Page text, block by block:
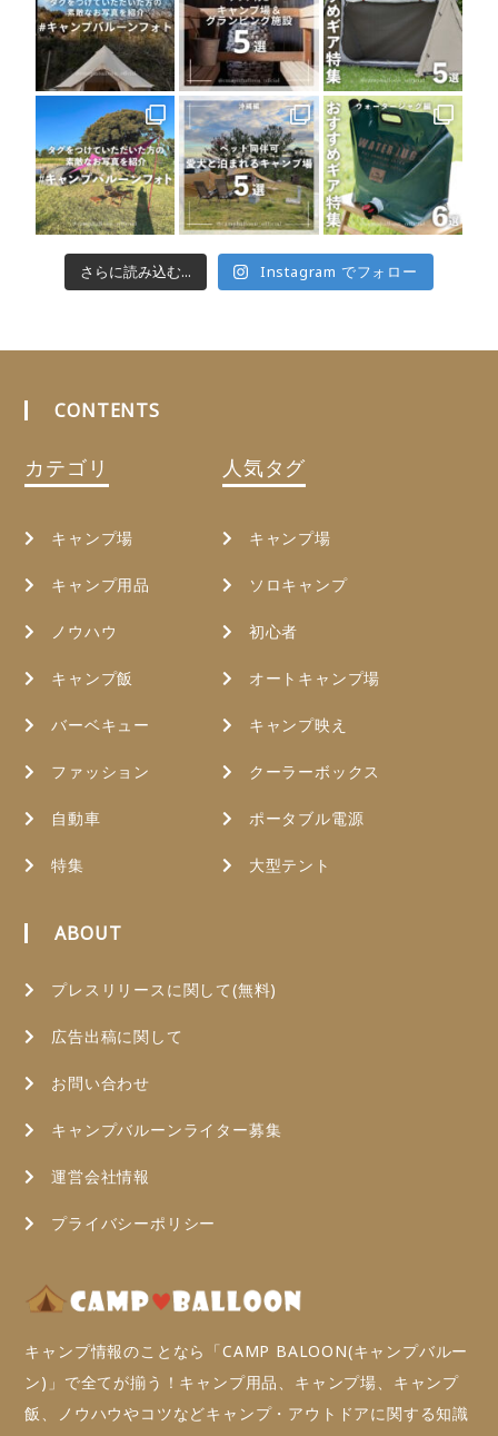
さらに読み込む... Instagram でフォロー
CONTENTS
カテゴリ
キャンプ場
キャンプ用品
ノウハウ
キャンプ飯
バーベキュー
ファッション
自動車
特集
人気タグ
キャンプ場
ソロキャンプ
初心者
オートキャンプ場
キャンプ映え
クーラーボックス
ポータブル電源
大型テント
ABOUT
プレスリリースに関して(無料)
広告出稿に関して
お問い合わせ
キャンプバルーンライター募集
運営会社情報
プライバシーポリシー
キャンプ情報のことなら「CAMP BALOON(キャンプバルー
ン)」で全てが揃う！キャンプ用品、キャンプ場、キャンプ
飯、ノウハウやコツなどキャンプ・アウトドアに関する知識